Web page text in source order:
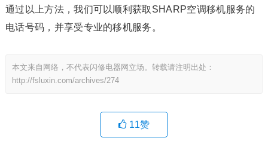
通过以上方法，我们可以顺利获取SHARP空调移机服务的
电话号码，并享受专业的移机服务。
本文来自网络，不代表闪修电器网立场。转载请注明出处：
http://fsluxin.com/archives/274
11赞